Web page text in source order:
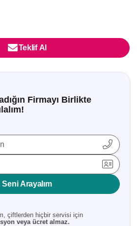
Teklif Al
Firmayı Birlikte
Seni Arayalım
çiftlerden hiçbir servisi için
veya ücret almaz.